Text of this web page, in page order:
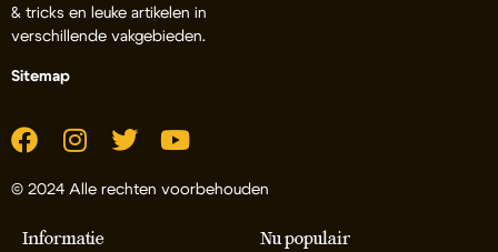
& tricks en leuke artikelen in
verschillende vakgebieden.
Sitemap
© 2024 Alle rechten voorbehouden
Informatie Nu populair